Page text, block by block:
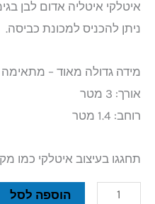
איטלקי איטליה אדום לבן
ניתן להכניס למכונת כביסה.
מידה גדולה מאוד – מתאימה
אורך: 3 מטר
רוחב: 1.4 מטר
תחגגו בעיצוב איטלקי כמו
הוספה לסל